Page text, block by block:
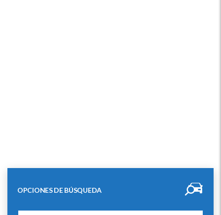
OPCIONES DE BÚSQUEDA